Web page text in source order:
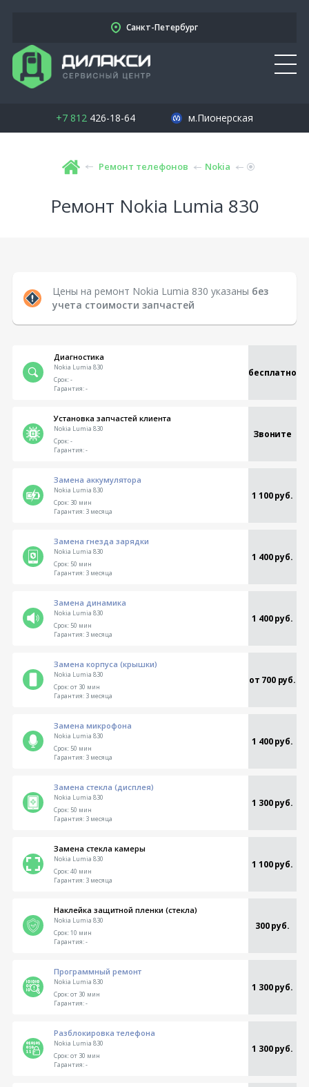
Санкт-Петербург
+7 812426-18-64 м.Пионерская
Ремонт телефонов Nokia
Ремонт Nokia Lumia 830
Цены на ремонт Nokia Lumia 830 указаны без
учета стоимости запчастей
Диагностика
Nokia Lumia 830 бесплатно
Срок:-
Гарантия:-
Установка запчастей клиента
Nokia Lumia 830 Звоните
Срок:-
Гарантия:-
Замена аккумулятора
Nokia Lumia 830 1 100 руб.
Срок:30 мин
Гарантия:3 месяца
Замена гнезда зарядки
Nokia Lumia 830 1 400 руб.
Срок:50 мин
Гарантия:3 месяца
Замена динамика
Nokia Lumia 830 1 400 руб.
Срок:50 мин
Гарантия:3 месяца
Замена корпуса (крышки)
Nokia Lumia 830 от 700 руб.
Срок:от 30 мин
Гарантия:3 месяца
Замена микрофона
Nokia Lumia 830 1 400 руб.
Срок:50 мин
Гарантия:3 месяца
Замена стекла (дисплея)
Nokia Lumia 830 1 300 руб.
Срок:50 мин
Гарантия:3 месяца
Замена стекла камеры
Nokia Lumia 830 1 100 руб.
Срок:40 мин
Гарантия:3 месяца
Наклейка защитной пленки (стекла)
Nokia Lumia 830 300 руб.
Срок:10 мин
Гарантия:-
Программный ремонт
Nokia Lumia 830 1 300 руб.
Срок:от 30 мин
Гарантия:-
Разблокировка телефона
Nokia Lumia 830 1 300 руб.
Срок:от 30 мин
Гарантия:-